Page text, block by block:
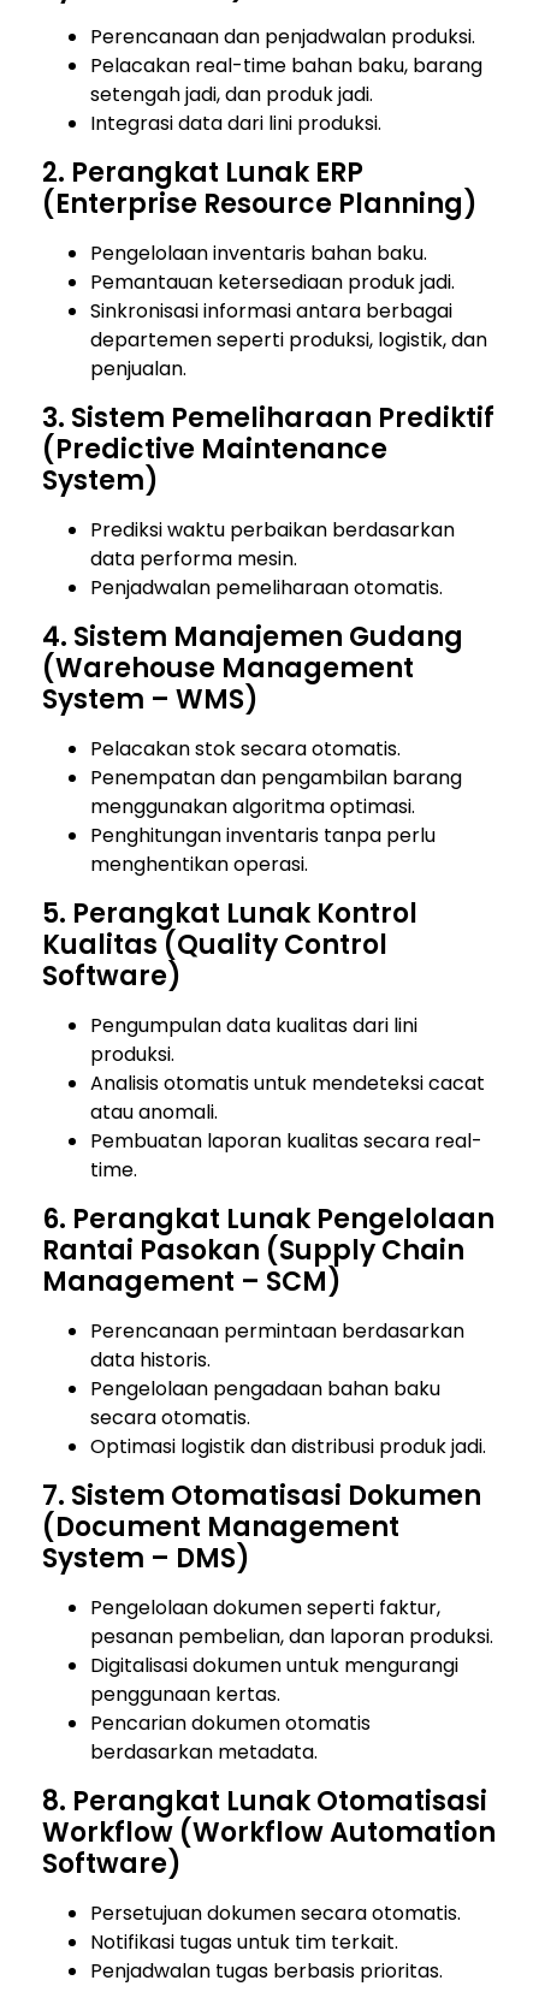
Perencanaan dan penjadwalan produksi.
Pelacakan real-time bahan baku, barang
setengah jadi, dan produk jadi.
Integrasi data dari lini produksi.
2. Perangkat Lunak ERP
(Enterprise Resource Planning)
Pengelolaan inventaris bahan baku.
Pemantauan ketersediaan produk jadi.
Sinkronisasi informasi antara berbagai
departemen seperti produksi, logistik, dan
penjualan.
3. Sistem Pemeliharaan Prediktif
(Predictive Maintenance
System)
Prediksi waktu perbaikan berdasarkan
data performa mesin.
Penjadwalan pemeliharaan otomatis.
4. Sistem Manajemen Gudang
(Warehouse Management
System – WMS)
Pelacakan stok secara otomatis.
Penempatan dan pengambilan barang
menggunakan algoritma optimasi.
Penghitungan inventaris tanpa perlu
menghentikan operasi.
5. Perangkat Lunak Kontrol
Kualitas (Quality Control
Software)
Pengumpulan data kualitas dari lini
produksi.
Analisis otomatis untuk mendeteksi cacat
atau anomali.
Pembuatan laporan kualitas secara real-
time.
6. Perangkat Lunak Pengelolaan
Rantai Pasokan (Supply Chain
Management – SCM)
Perencanaan permintaan berdasarkan
data historis.
Pengelolaan pengadaan bahan baku
secara otomatis.
Optimasi logistik dan distribusi produk jadi.
7. Sistem Otomatisasi Dokumen
(Document Management
System – DMS)
Pengelolaan dokumen seperti faktur,
pesanan pembelian, dan laporan produksi.
Digitalisasi dokumen untuk mengurangi
penggunaan kertas.
Pencarian dokumen otomatis
berdasarkan metadata.
8. Perangkat Lunak Otomatisasi
Workflow (Workflow Automation
Software)
Persetujuan dokumen secara otomatis.
Notifikasi tugas untuk tim terkait.
Penjadwalan tugas berbasis prioritas.